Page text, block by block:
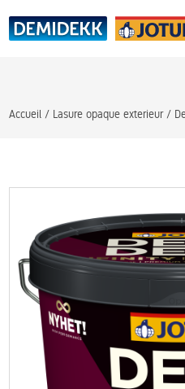
to
Conseil peinture
Accueil / Lasure opaque exterieur/